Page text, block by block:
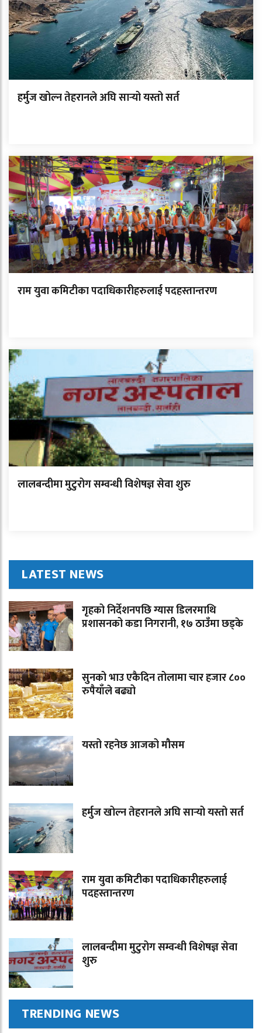
हर्मुज खोल्न तेहरानले अघि सार्‍यो यस्तो सर्त
राम युवा कमिटीका पदाधिकारीहरुलाई पदहस्तान्तरण
लालबन्दीमा मुटुरोग सम्वन्धी विशेषज्ञ सेवा शुरु
LATEST NEWS
गृहको निर्देशनपछि ग्यास डिलरमाथि
प्रशासनको कडा निगरानी, १७ ठाउँमा छड्के
सुनको भाउ एकैदिन तोलामा चार हजार ८००
रुपैयाँले बढ्यो
यस्तो रहनेछ आजको मौसम
हर्मुज खोल्न तेहरानले अघि सार्‍यो यस्तो सर्त
राम युवा कमिटीका पदाधिकारीहरुलाई
पदहस्तान्तरण
लालबन्दीमा मुटुरोग सम्वन्धी विशेषज्ञ सेवा
शुरु
TRENDING NEWS